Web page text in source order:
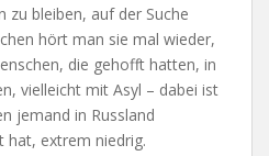
zu bleiben, auf der Suche
hört man sie mal wieder,
die gehofft hatten, in
vielleicht mit Asyl – dabei ist
jemand in Russland
hat, extrem niedrig.